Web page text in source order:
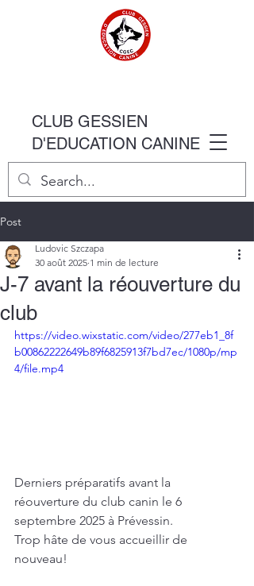
CLUB GESSIEN
D'EDUCATION CANINE
Post
J-7 avant la réouverture du
club
Ludovic Szczapa
30 août 2025 1 min de lecture
https://video.wixstatic.com/video/277eb1_8f
b00862222649b89f6825913f7bd7ec/1080p/mp
4/file.mp4
Derniers préparatifs avant la
réouverture du club canin le 6
septembre 2025 à Prévessin.
Trop hâte de vous accueillir de
nouveau!